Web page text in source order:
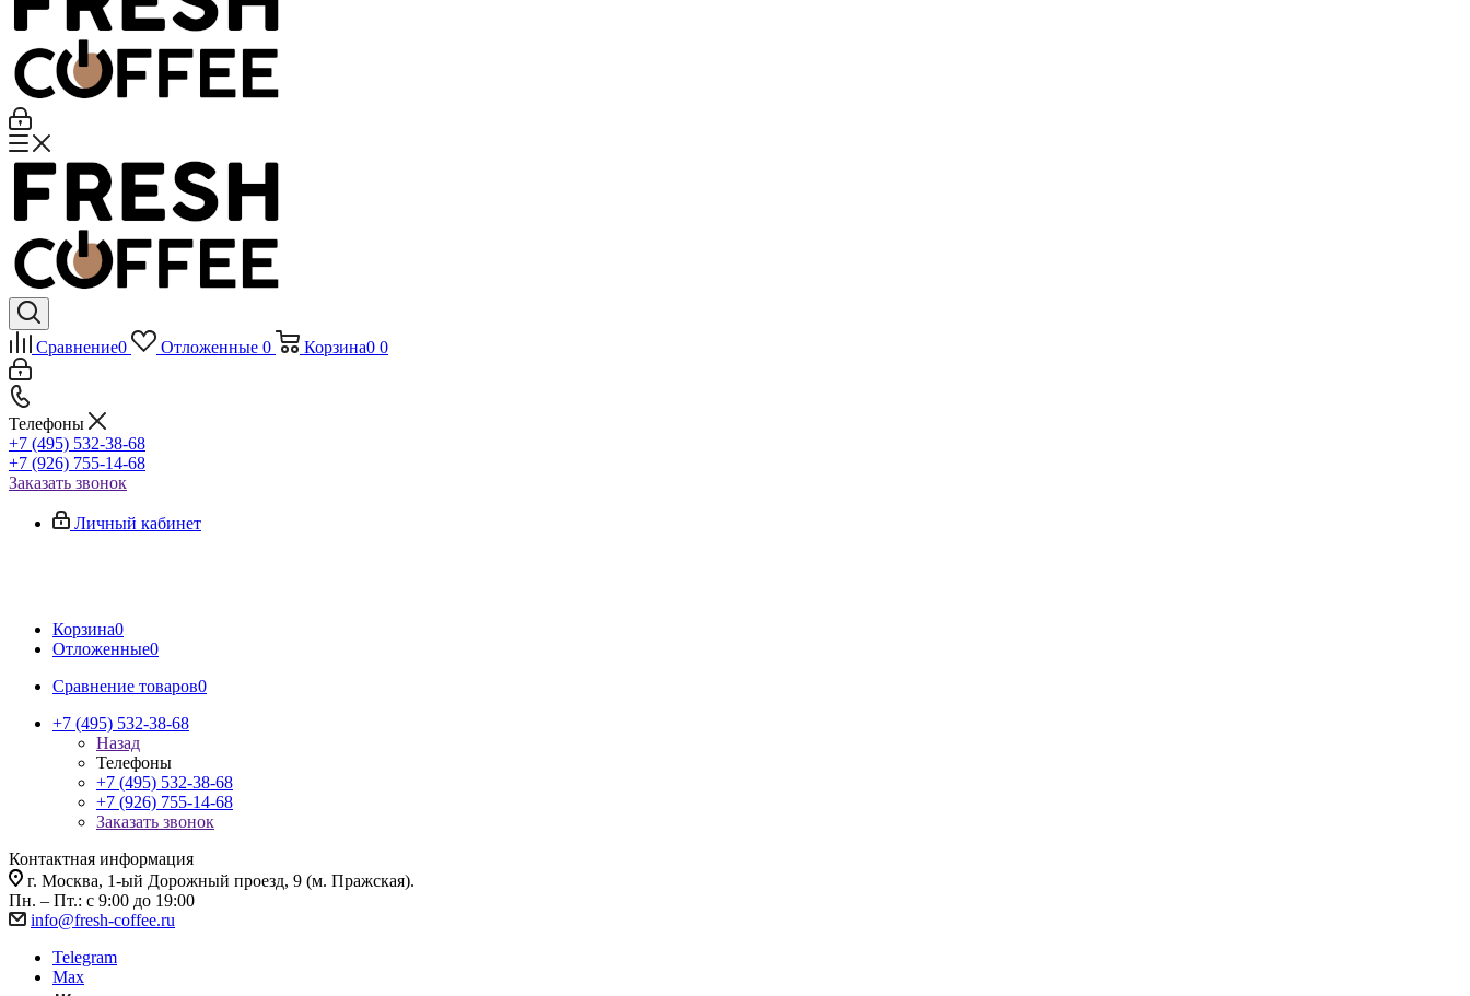
Сравнение0 Отложенные 0 Корзина0 0
Телефоны
+7 (495) 532-38-68
+7 (926) 755-14-68
Заказать звонок
Личный кабинет
Корзина0
Отложенные0
Сравнение товаров0
+7 (495) 532-38-68
Назад
Телефоны
+7 (495) 532-38-68
+7 (926) 755-14-68
Заказать звонок
Контактная информация
г. Москва, 1-ый Дорожный проезд, 9 (м. Пражская).
Пн. – Пт.: с 9:00 до 19:00
info@fresh-coffee.ru
Telegram
Max